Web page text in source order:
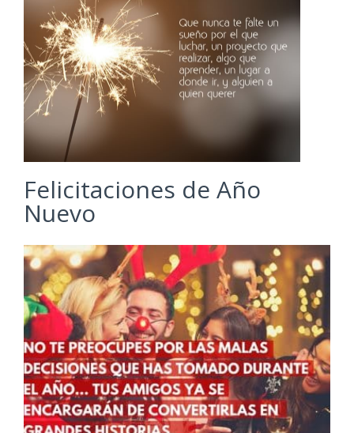
Felicitaciones de Año
Nuevo